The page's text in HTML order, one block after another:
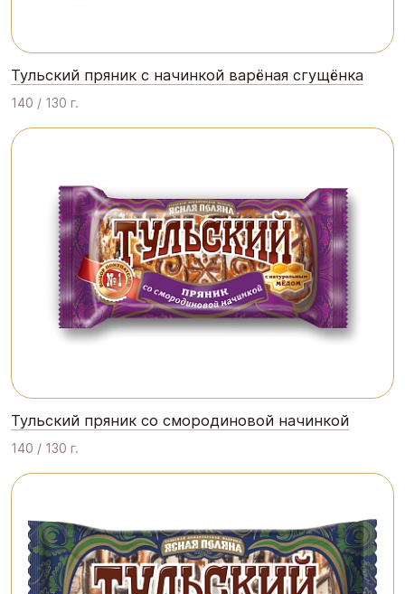
Тульский пряник с начинкой варёная сгущёнка
140 / 130 г.
Тульский пряник со смородиновой начинкой
140 / 130 г.